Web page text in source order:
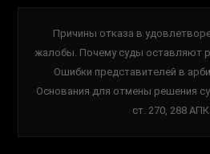
Причины отказа в
жалобы. Почему суды оставляют
Ошибки представителей в
Основания для отмены решения
ст. 270, 288